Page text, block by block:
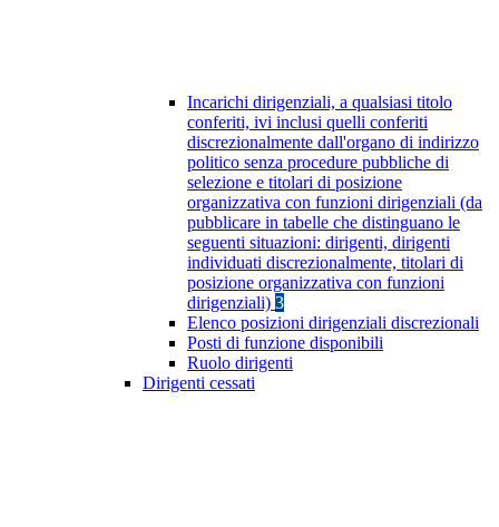
Incarichi dirigenziali, a qualsiasi titolo
conferiti, ivi inclusi quelli conferiti
discrezionalmente dall'organo di indirizzo
politico senza procedure pubbliche di
selezione e titolari di posizione
organizzativa con funzioni dirigenziali (da
pubblicare in tabelle che distinguano le
seguenti situazioni: dirigenti, dirigenti
individuati discrezionalmente, titolari di
posizione organizzativa con funzioni
dirigenziali) 3
Elenco posizioni dirigenziali discrezionali
Posti di funzione disponibili
Ruolo dirigenti
Dirigenti cessati